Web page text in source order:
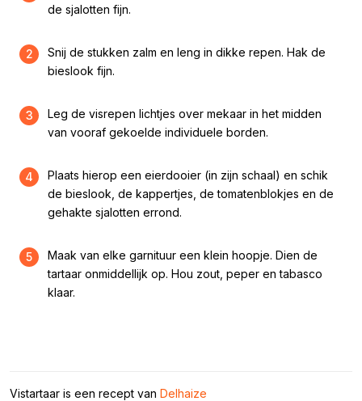
de sjalotten fijn.
2
Snij de stukken zalm en leng in dikke repen. Hak de
bieslook fijn.
3
Leg de visrepen lichtjes over mekaar in het midden
van vooraf gekoelde individuele borden.
4
Plaats hierop een eierdooier (in zijn schaal) en schik
de bieslook, de kappertjes, de tomatenblokjes en de
gehakte sjalotten errond.
5
Maak van elke garnituur een klein hoopje. Dien de
tartaar onmiddellijk op. Hou zout, peper en tabasco
klaar.
Vistartaar is een recept van Delhaize